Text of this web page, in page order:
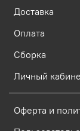
Доставка
Оплата
Сборка
Личный
Оферта и